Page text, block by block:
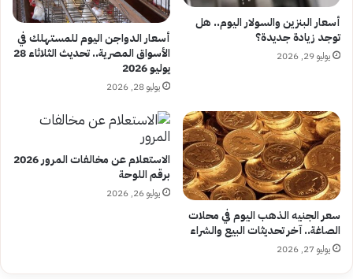
أسعار البنزين والسولار اليوم.. هل
توجد زيادة جديدة؟
يوليو 29, 2026
أسعار الدواجن اليوم للمستهلك في
الأسواق المصرية.. تحديث الثلاثاء 28
يوليو 2026
يوليو 28, 2026
سعر الجنيه الذهب اليوم في محلات
الصاغة.. آخر تحديثات البيع والشراء
يوليو 27, 2026
الاستعلام عن مخالفات المرور 2026
برقم اللوحة
يوليو 26, 2026